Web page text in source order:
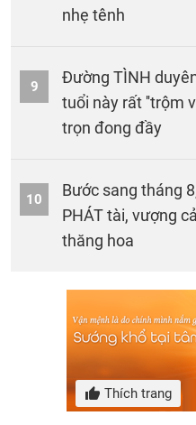
nhẹ tênh
9
Đường TÌNH
tuổi này rất ''trộm
trọn đong đầy
10
Bước sang tháng
PHÁT tài, vượng
thăng hoa
Thích trang